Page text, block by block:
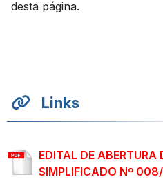
desta página.
Links
EDITAL DE ABERTURA
SIMPLIFICADO Nº